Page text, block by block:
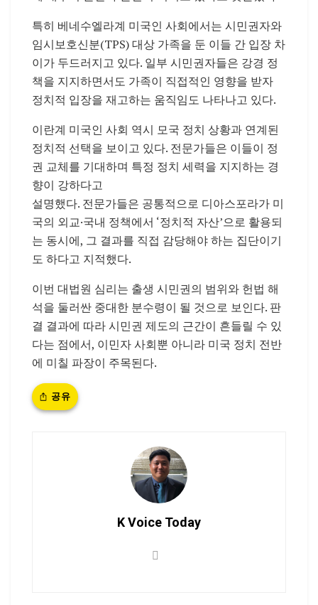
특히 베네수엘라계 미국인 사회에서는 시민권자와
임시보호신분(TPS) 대상 가족을 둔 이들 간 입장 차
이가 두드러지고 있다. 일부 시민권자들은 강경 정
책을 지지하면서도 가족이 직접적인 영향을 받자
정치적 입장을 재고하는 움직임도 나타나고 있다.
이란계 미국인 사회 역시 모국 정치 상황과 연계된
정치적 선택을 보이고 있다. 전문가들은 이들이 정
권 교체를 기대하며 특정 정치 세력을 지지하는 경
향이 강하다고
설명했다. 전문가들은 공통적으로 디아스포라가 미
국의 외교·국내 정책에서 ‘정치적 자산’으로 활용되
는 동시에, 그 결과를 직접 감당해야 하는 집단이기
도 하다고 지적했다.
이번 대법원 심리는 출생 시민권의 범위와 헌법 해
석을 둘러싼 중대한 분수령이 될 것으로 보인다. 판
결 결과에 따라 시민권 제도의 근간이 흔들릴 수 있
다는 점에서, 이민자 사회뿐 아니라 미국 정치 전반
에 미칠 파장이 주목된다.
공유
K Voice Today